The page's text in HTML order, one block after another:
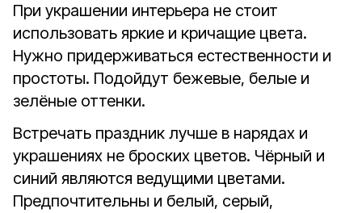
При украшении интерьера не стоит
использовать яркие и кричащие цвета.
Нужно придерживаться естественности и
простоты. Подойдут бежевые, белые и
зелёные оттенки.
Встречать праздник лучше в нарядах и
украшениях не броских цветов. Чёрный и
синий являются ведущими цветами.
Предпочтительны и белый, серый,